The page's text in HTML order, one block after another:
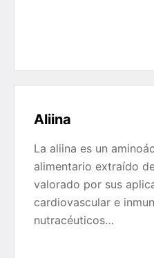
Aliina
La aliina es un
alimentario extraído
valorado por sus
cardiovascular e
nutracéuticos…